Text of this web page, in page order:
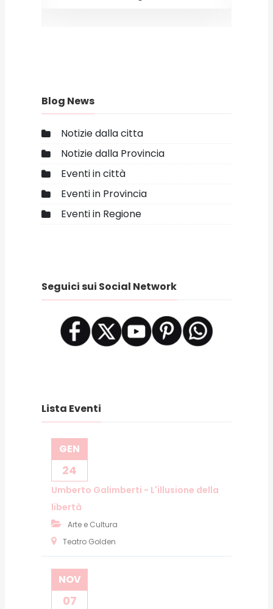
Blog News
Notizie dalla citta
Notizie dalla Provincia
Eventi in città
Eventi in Provincia
Eventi in Regione
Seguici sui Social Network
Lista Eventi
GEN
24
Umberto Galimberti - L'illusione della
libertà
Arte e Cultura
Teatro Golden
NOV
07